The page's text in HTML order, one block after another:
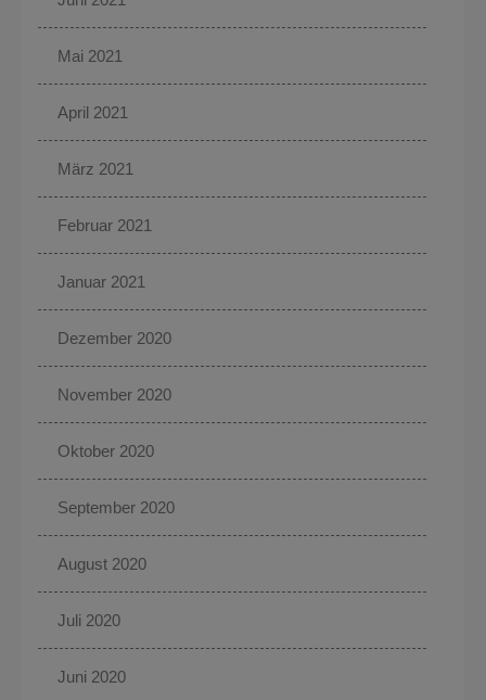
Mai 2021
April 2021
März 2021
Februar 2021
Januar 2021
Dezember 2020
November 2020
Oktober 2020
September 2020
August 2020
Juli 2020
Juni 2020